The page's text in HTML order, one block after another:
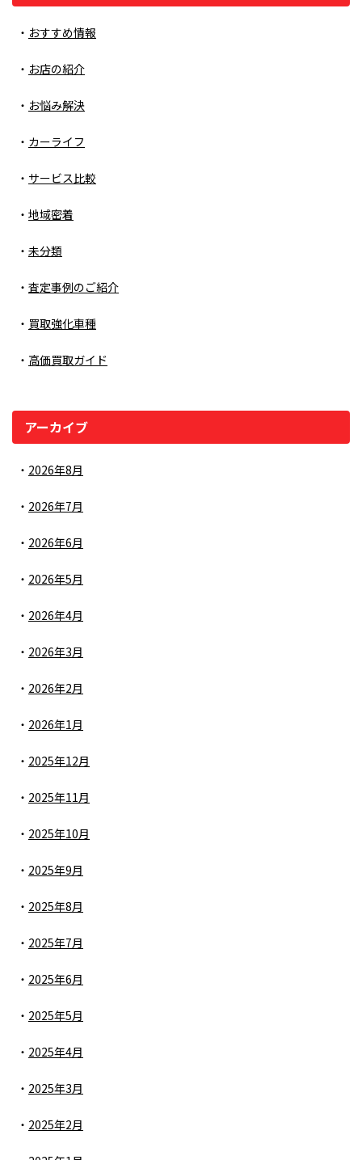
おすすめ情報
お店の紹介
お悩み解決
カーライフ
サービス比較
地域密着
未分類
査定事例のご紹介
買取強化車種
高価買取ガイド
アーカイブ
2026年8月
2026年7月
2026年6月
2026年5月
2026年4月
2026年3月
2026年2月
2026年1月
2025年12月
2025年11月
2025年10月
2025年9月
2025年8月
2025年7月
2025年6月
2025年5月
2025年4月
2025年3月
2025年2月